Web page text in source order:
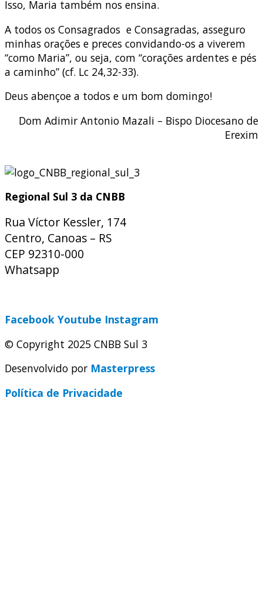
Isso, Maria também nos ensina.
A todos os Consagrados e Consagradas, asseguro
minhas orações e preces convidando-os a viverem
“como Maria”, ou seja, com “corações ardentes e pés
a caminho” (cf. Lc 24,32-33).
Deus abençoe a todos e um bom domingo!
Dom Adimir Antonio Mazali – Bispo Diocesano de
Erexim
Regional Sul 3 da CNBB
Rua Víctor Kessler, 174
Centro, Canoas – RS
CEP 92310-000
Whatsapp
Facebook Youtube Instagram
© Copyright 2025 CNBB Sul 3
Desenvolvido por Masterpress
Política de Privacidade